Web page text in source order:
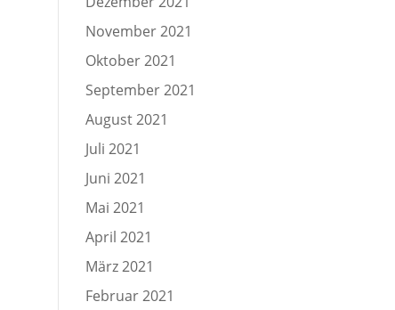
November 2021
Oktober 2021
September 2021
August 2021
Juli 2021
Juni 2021
Mai 2021
April 2021
März 2021
Februar 2021